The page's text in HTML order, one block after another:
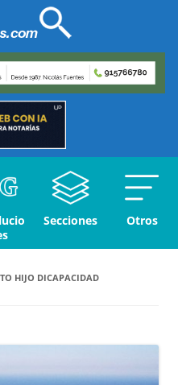
Secciones Otros
HIJO DICAPACIDAD